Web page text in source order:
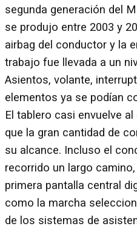
segunda generación del
se produjo entre 2003 y
airbag del conductor y la
trabajo fue llevada a un
Asientos, volante,
elementos ya se podían
El tablero casi envuelve
que la gran cantidad de
su alcance. Incluso el
recorrido un largo
primera pantalla central
como la marcha
de los sistemas de